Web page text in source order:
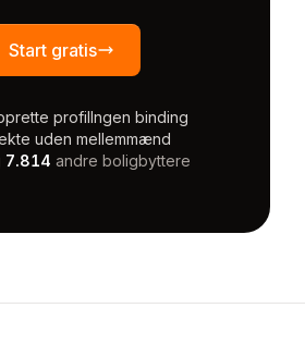
Start gratis
profilIngen binding
uden mellemmænd
7.814 andre boligbyttere